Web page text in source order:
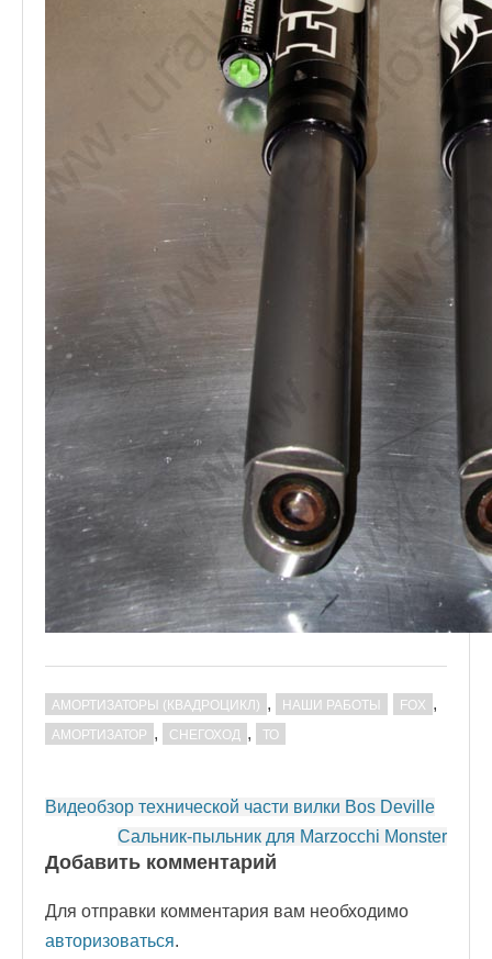
АМОРТИЗАТОРЫ (КВАДРОЦИКЛ) , НАШИ РАБОТЫ FOX ,
АМОРТИЗАТОР , СНЕГОХОД , ТО
Post
navigation
Видеобзор технической части вилки Bos Deville
Сальник-пыльник для Marzocchi Monster
Добавить комментарий
Для отправки комментария вам необходимо
авторизоваться.